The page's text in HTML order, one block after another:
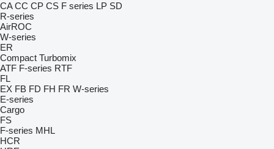
CA CC CP CS F series LP SD
R-series
AirROC
W-series
ER
Compact Turbomix
ATF F-series RTF
FL
EX FB FD FH FR W-series
E-series
Cargo
FS
F-series MHL
HCR